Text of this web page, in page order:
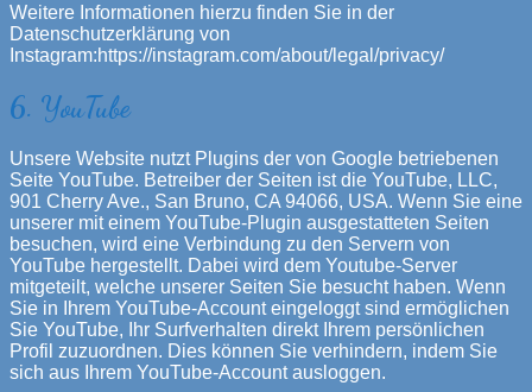
Weitere Informationen hierzu finden Sie in der
Datenschutzerklärung von
Instagram:https://instagram.com/about/legal/privacy/
6. YouTube
Unsere Website nutzt Plugins der von Google betriebenen
Seite YouTube. Betreiber der Seiten ist die YouTube, LLC,
901 Cherry Ave., San Bruno, CA 94066, USA. Wenn Sie eine
unserer mit einem YouTube-Plugin ausgestatteten Seiten
besuchen, wird eine Verbindung zu den Servern von
YouTube hergestellt. Dabei wird dem Youtube-Server
mitgeteilt, welche unserer Seiten Sie besucht haben. Wenn
Sie in Ihrem YouTube-Account eingeloggt sind ermöglichen
Sie YouTube, Ihr Surfverhalten direkt Ihrem persönlichen
Profil zuzuordnen. Dies können Sie verhindern, indem Sie
sich aus Ihrem YouTube-Account ausloggen.